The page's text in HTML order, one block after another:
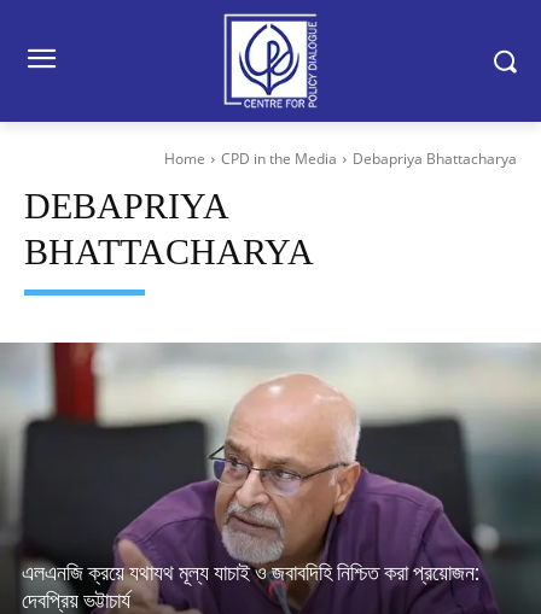
Home CPD in the Media Debapriya Bhattacharya
DEBAPRIYA
BHATTACHARYA
এলএনজি ক্রয়ে যথাযথ মূল্য যাচাই ও জবাবদিহি নিশ্চিত করা প্রয়োজন:
দেবপ্রিয় ভট্টাচার্য